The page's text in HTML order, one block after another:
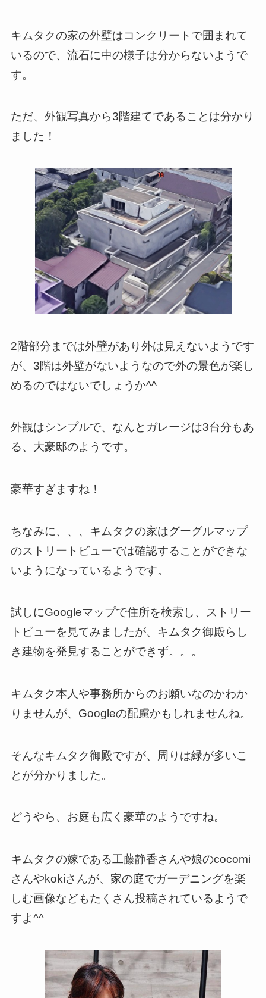
キムタクの家の外壁はコンクリートで囲まれて
いるので、流石に中の様子は分からないようで
す。
ただ、外観写真から3階建てであることは分かり
ました！
2階部分までは外壁があり外は見えないようです
が、3階は外壁がないようなので外の景色が楽し
めるのではないでしょうか^^
外観はシンプルで、なんとガレージは3台分もあ
る、大豪邸のようです。
豪華すぎますね！
ちなみに、、、キムタクの家はグーグルマップ
のストリートビューでは確認することができな
いようになっているようです。
試しにGoogleマップで住所を検索し、ストリー
トビューを見てみましたが、キムタク御殿らし
き建物を発見することができず。。。
キムタク本人や事務所からのお願いなのかわか
りませんが、Googleの配慮かもしれませんね。
そんなキムタク御殿ですが、周りは緑が多いこ
とが分かりました。
どうやら、お庭も広く豪華のようですね。
キムタクの嫁である工藤静香さんや娘のcocomi
さんやkokiさんが、家の庭でガーデニングを楽
しむ画像などもたくさん投稿されているようで
すよ^^